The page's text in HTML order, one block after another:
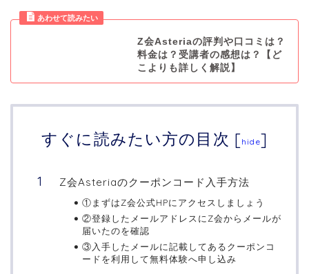
Z会Asteriaの評判や口コミは？
料金は？受講者の感想は？【ど
こよりも詳しく解説】
すぐに読みたい方の目次 [hide]
Z会Asteriaのクーポンコード入手方法
①まずはZ会公式HPにアクセスしましょう
②登録したメールアドレスにZ会からメールが
届いたのを確認
③入手したメールに記載してあるクーポンコ
ードを利用して無料体験へ申し込み